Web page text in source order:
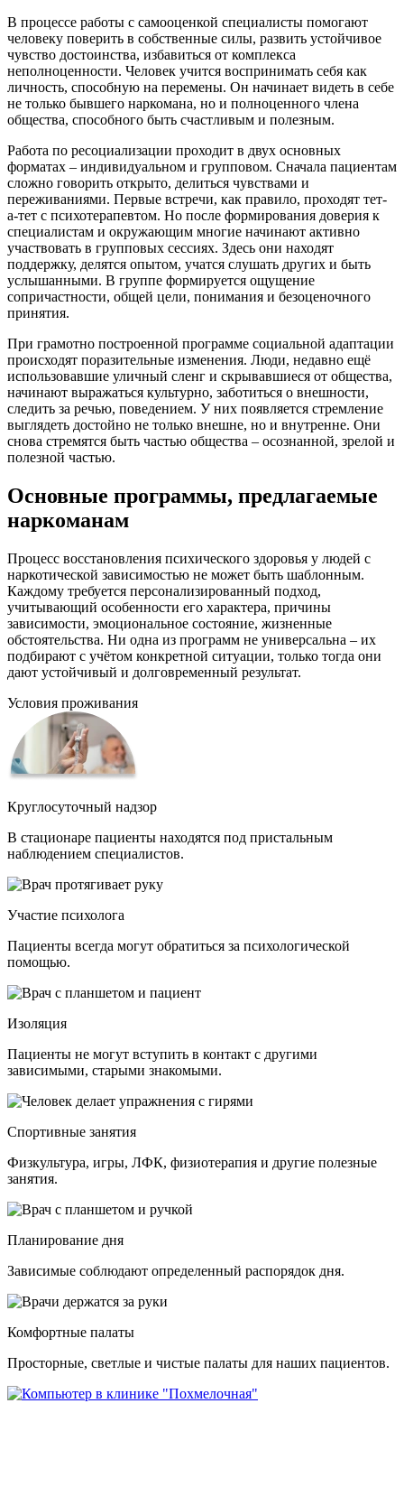
В процессе работы с самооценкой специалисты помогают
человеку поверить в собственные силы, развить устойчивое
чувство достоинства, избавиться от комплекса
неполноценности. Человек учится воспринимать себя как
личность, способную на перемены. Он начинает видеть в себе
не только бывшего наркомана, но и полноценного члена
общества, способного быть счастливым и полезным.
Работа по ресоциализации проходит в двух основных
форматах – индивидуальном и групповом. Сначала пациентам
сложно говорить открыто, делиться чувствами и
переживаниями. Первые встречи, как правило, проходят тет-
а-тет с психотерапевтом. Но после формирования доверия к
специалистам и окружающим многие начинают активно
участвовать в групповых сессиях. Здесь они находят
поддержку, делятся опытом, учатся слушать других и быть
услышанными. В группе формируется ощущение
сопричастности, общей цели, понимания и безоценочного
принятия.
При грамотно построенной программе социальной адаптации
происходят поразительные изменения. Люди, недавно ещё
использовавшие уличный сленг и скрывавшиеся от общества,
начинают выражаться культурно, заботиться о внешности,
следить за речью, поведением. У них появляется стремление
выглядеть достойно не только внешне, но и внутренне. Они
снова стремятся быть частью общества – осознанной, зрелой и
полезной частью.
Основные программы, предлагаемые
наркоманам
Процесс восстановления психического здоровья у людей с
наркотической зависимостью не может быть шаблонным.
Каждому требуется персонализированный подход,
учитывающий особенности его характера, причины
зависимости, эмоциональное состояние, жизненные
обстоятельства. Ни одна из программ не универсальна – их
подбирают с учётом конкретной ситуации, только тогда они
дают устойчивый и долговременный результат.
Условия проживания
Круглосуточный надзор
В стационаре пациенты находятся под пристальным
наблюдением специалистов.
Участие психолога
Пациенты всегда могут обратиться за психологической
помощью.
Изоляция
Пациенты не могут вступить в контакт с другими
зависимыми, старыми знакомыми.
Спортивные занятия
Физкультура, игры, ЛФК, физиотерапия и другие полезные
занятия.
Планирование дня
Зависимые соблюдают определенный распорядок дня.
Комфортные палаты
Просторные, светлые и чистые палаты для наших пациентов.